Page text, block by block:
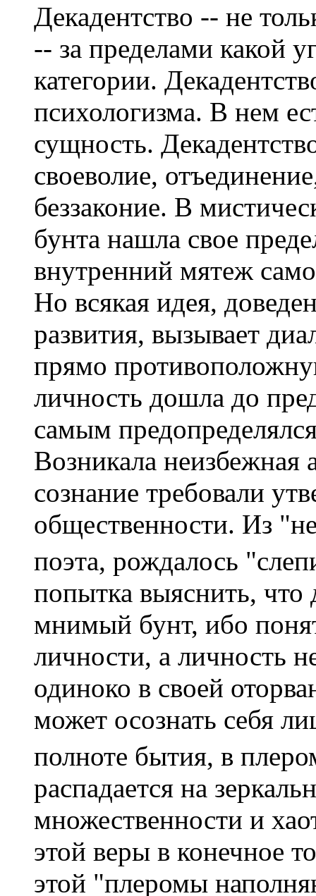
Декадентство -- не
-- за пределами какой
категории.
психологизма. В нем
сущность.
своеволие,
беззаконие. В
бунта нашла свое
внутренний мятеж
Но всякая идея,
развития, вызывает
прямо
личность дошла до
самым
Возникала
сознание требовали
общественности. Из
поэта, рождалось
попытка выяснить, что
мнимый бунт, ибо
личности, а личность
одиноко в своей
может осознать себя
полноте бытия, в
распадается на
множественности и
этой веры в конечное
этой "плеромы